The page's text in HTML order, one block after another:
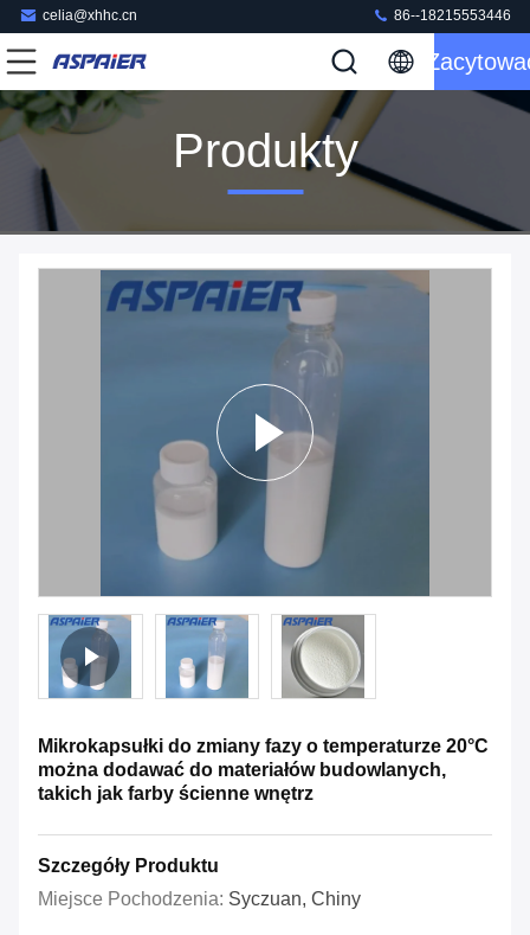
celia@xhhc.cn 86--18215553446
Produkty
Mikrokapsułki do zmiany fazy o temperaturze 20°C
można dodawać do materiałów budowlanych,
takich jak farby ścienne wnętrz
Szczegóły Produktu
Miejsce Pochodzenia: Syczuan, Chiny